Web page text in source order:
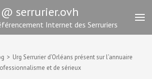
serrurier.ovh
Internet des Serruriers
> Urg Serrurier d’Orléans présent sur l’annuaire
et de sérieux